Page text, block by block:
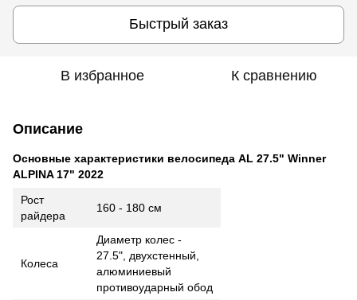
Быстрый заказ
В избранное К сравнению
Описание
Основные характеристики велосипеда AL 27.5" Winner
ALPINA 17" 2022
Рост
райдера
160 - 180 см
Колеса
Диаметр колес -
27.5", двухстенный,
алюминиевый
противоударный обод